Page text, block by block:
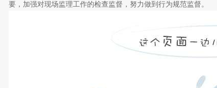
要，加强对现场监理工作的检查监督，努力做到行为规范监督。